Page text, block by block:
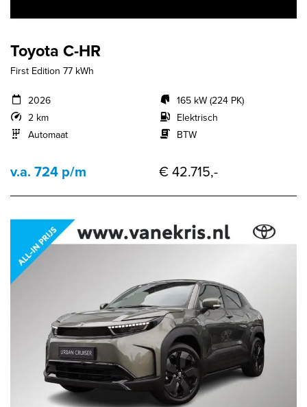
Toyota C-HR
First Edition 77 kWh
2026
2 km
Automaat
165 kW (224 PK)
Elektrisch
BTW
v.a. 724 p/m € 42.715,-